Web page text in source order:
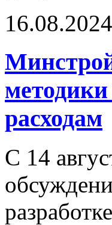
16.08.2024
расходам
С 14